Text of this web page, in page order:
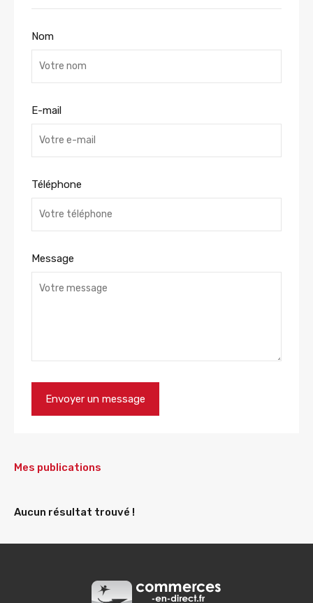
Nom
E-mail
Téléphone
Message
Mes publications
Aucun résultat trouvé !